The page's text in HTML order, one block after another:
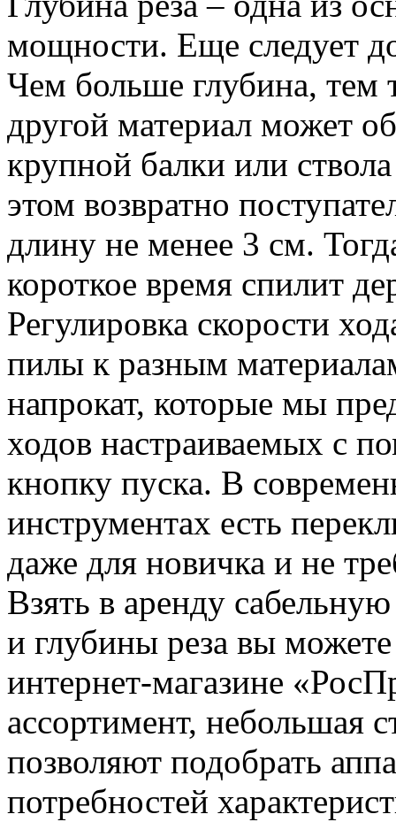
мощности. Еще следует
Чем больше глубина, тем
другой материал может
крупной балки или
этом возвратно
длину не менее 3 см.
короткое время спилит
Регулировка скорости
пилы к разным
напрокат, которые мы
ходов настраиваемых с
кнопку пуска. В
инструментах есть
даже для новичка и не
Взять в аренду
и глубины реза вы
интернет-магазине
ассортимент, небольшая
позволяют подобрать
потребностей